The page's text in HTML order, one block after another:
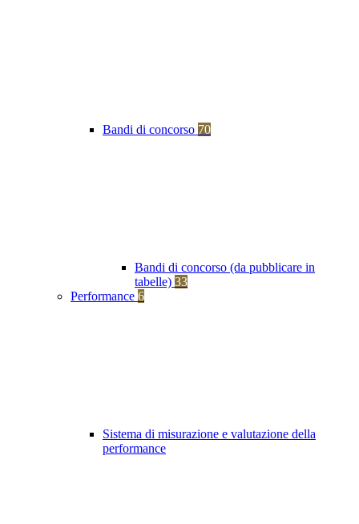
Bandi di concorso 70
Bandi di concorso (da pubblicare in
tabelle) 33
Performance 6
Sistema di misurazione e valutazione della
performance